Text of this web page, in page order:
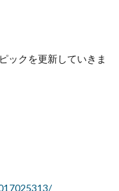
ックを更新していきま